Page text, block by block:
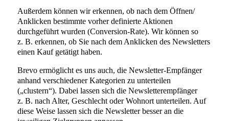
Außerdem können wir erkennen, ob nach dem Öffnen/
Anklicken bestimmte vorher definierte Aktionen
durchgeführt wurden (Conversion-Rate). Wir können so
z. B. erkennen, ob Sie nach dem Anklicken des Newsletters
einen Kauf getätigt haben.
Brevo ermöglicht es uns auch, die Newsletter-Empfänger
anhand verschiedener Kategorien zu unterteilen
(„clustern“). Dabei lassen sich die Newsletterempfänger
z. B. nach Alter, Geschlecht oder Wohnort unterteilen. Auf
diese Weise lassen sich die Newsletter besser an die